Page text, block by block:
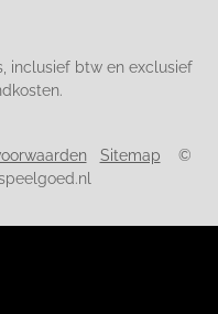
inclusief btw en exclusief
Sitemap ©